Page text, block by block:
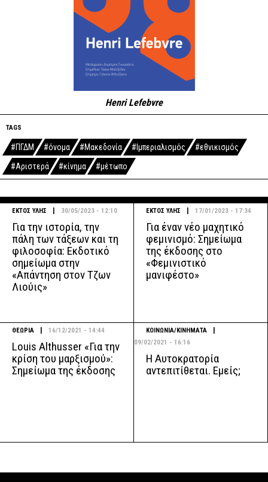
Henri Lefebvre
TAGS
#ΠΓΔΜ #όνομα #Μακεδονία #Ιμπεριαλισμός
#εθνικισμός
#Αριστερά
#κίνημα #μέτωπο
ΕΚΤΟΣ ΥΛΗΣ 30/05/2023 - 12:10
Για την ιστορία, την
πάλη των τάξεων και τη
φιλοσοφία: Εκδοτικό
σημείωμα στην
«Απάντηση στον Τζων
Λιούις»
ΕΚΤΟΣ ΥΛΗΣ 17/01/2023 - 17:34
Για έναν νέο μαχητικό
φεμινισμό: Σημείωμα
της έκδοσης στο
«Φεμινιστικό
μανιφέστο»
ΘΕΩΡΙΑ 16/12/2021 - 14:44
Louis Althusser «Για την
κρίση του μαρξισμού»:
Σημείωμα της έκδοσης
ΚΟΙΝΩΝΙΑ/ΚΙΝΗΜΑΤΑ
09/02/2021 - 16:16
Η Αυτοκρατορία
αντεπιτίθεται. Εμείς;